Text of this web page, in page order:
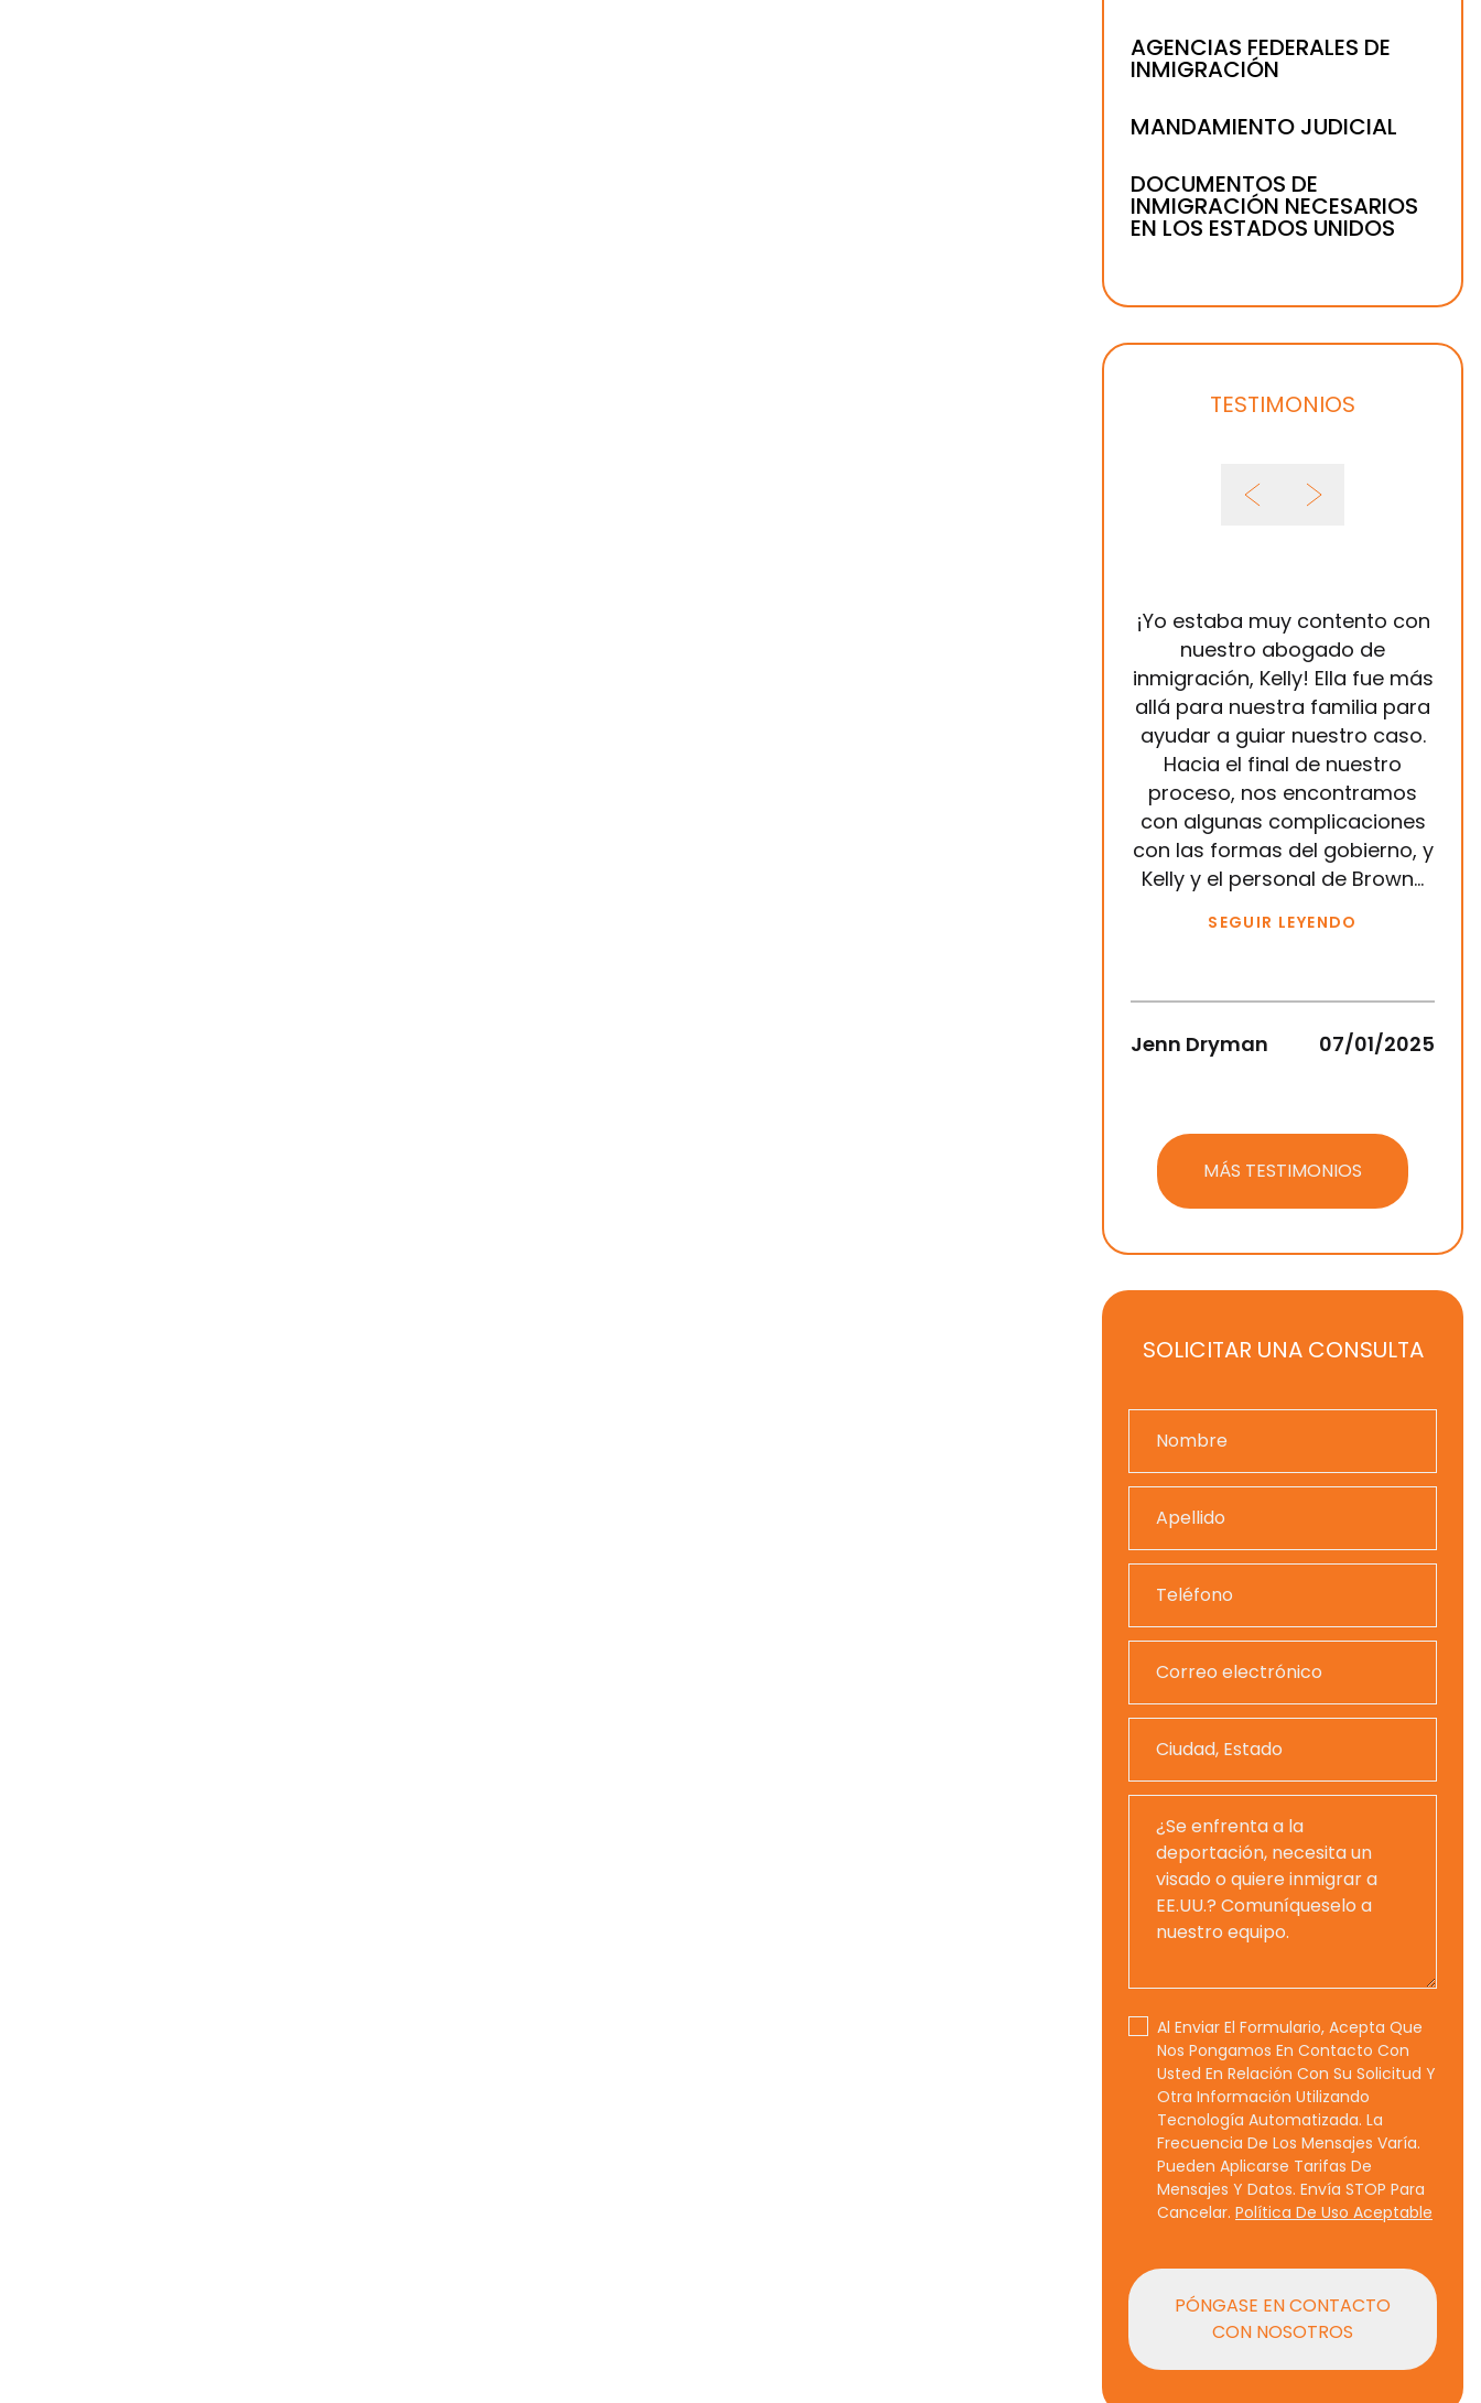
AGENCIAS FEDERALES DE
INMIGRACIÓN
MANDAMIENTO JUDICIAL
DOCUMENTOS DE
INMIGRACIÓN NECESARIOS
EN LOS ESTADOS UNIDOS
TESTIMONIOS
¡Yo estaba muy contento con
nuestro abogado de
inmigración, Kelly! Ella fue más
allá para nuestra familia para
ayudar a guiar nuestro caso.
Hacia el final de nuestro
proceso, nos encontramos
con algunas complicaciones
con las formas del gobierno, y
Kelly y el personal de Brown...
SEGUIR LEYENDO
Jenn Dryman 07/01/2025
MÁS TESTIMONIOS
SOLICITAR UNA CONSULTA
Al Enviar El Formulario, Acepta Que
Nos Pongamos En Contacto Con
Usted En Relación Con Su Solicitud Y
Otra Información Utilizando
Tecnología Automatizada. La
Frecuencia De Los Mensajes Varía.
Pueden Aplicarse Tarifas De
Mensajes Y Datos. Envía STOP Para
Cancelar. Política De Uso Aceptable
PÓNGASE EN CONTACTO
CON NOSOTROS